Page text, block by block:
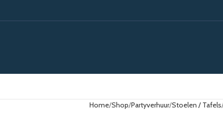
Home Shop Partyverhuur Stoelen / Tafels